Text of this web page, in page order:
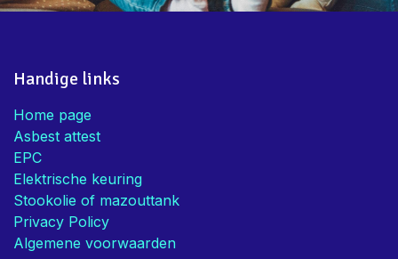
Handige links
Home page
Asbest attest
EPC
Elektrische keuring
Stookolie of mazouttank
Privacy Policy
Algemene voorwaarden